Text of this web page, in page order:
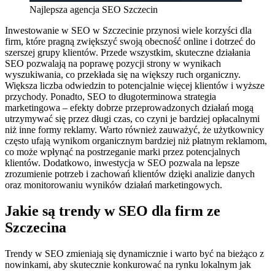
Najlepsza agencja SEO Szczecin
Inwestowanie w SEO w Szczecinie przynosi wiele korzyści dla
firm, które pragną zwiększyć swoją obecność online i dotrzeć do
szerszej grupy klientów. Przede wszystkim, skuteczne działania
SEO pozwalają na poprawę pozycji strony w wynikach
wyszukiwania, co przekłada się na większy ruch organiczny.
Większa liczba odwiedzin to potencjalnie więcej klientów i wyższe
przychody. Ponadto, SEO to długoterminowa strategia
marketingowa – efekty dobrze przeprowadzonych działań mogą
utrzymywać się przez długi czas, co czyni je bardziej opłacalnymi
niż inne formy reklamy. Warto również zauważyć, że użytkownicy
często ufają wynikom organicznym bardziej niż płatnym reklamom,
co może wpłynąć na postrzeganie marki przez potencjalnych
klientów. Dodatkowo, inwestycja w SEO pozwala na lepsze
zrozumienie potrzeb i zachowań klientów dzięki analizie danych
oraz monitorowaniu wyników działań marketingowych.
Jakie są trendy w SEO dla firm ze
Szczecina
Trendy w SEO zmieniają się dynamicznie i warto być na bieżąco z
nowinkami, aby skutecznie konkurować na rynku lokalnym jak